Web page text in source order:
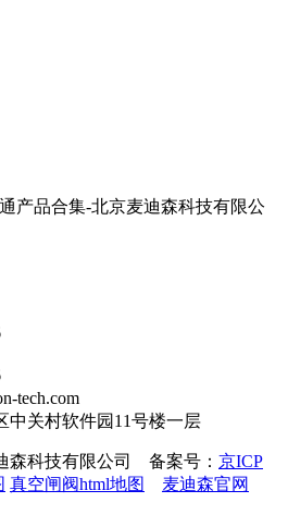
tech.com
中关村软件园11号楼一层
森科技有限公司 备案号： 京ICP
真空闸阀html地图 麦迪森官网